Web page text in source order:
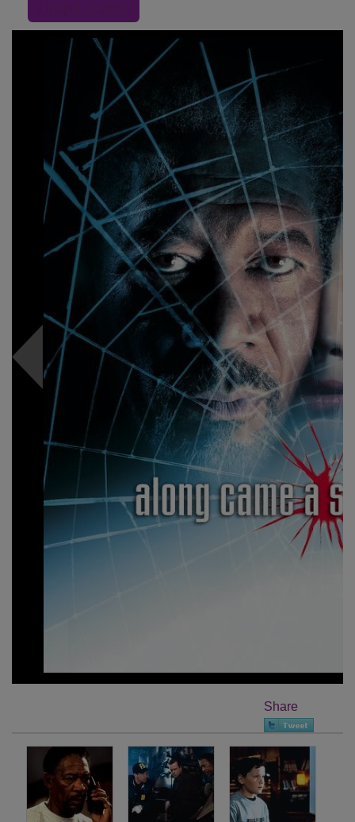
Share